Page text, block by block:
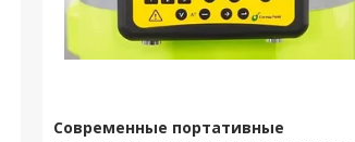
Современные портативные